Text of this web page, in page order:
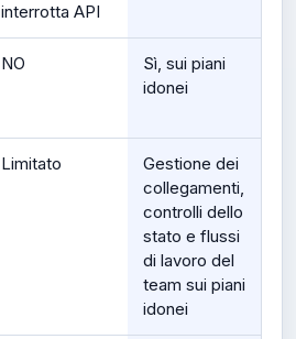
interrotta API
NO
Sì, sui piani
idonei
Limitato
Gestione dei
collegamenti,
controlli dello
stato e flussi
di lavoro del
team sui piani
idonei